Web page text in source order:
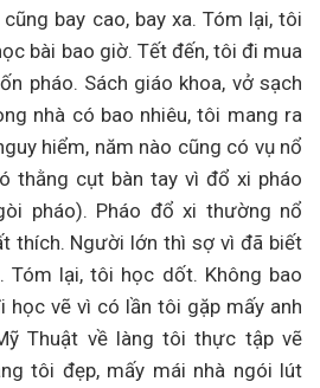
bay cao, bay xa. Tóm lại, tôi
bài bao giờ. Tết đến, tôi đi mua
pháo. Sách giáo khoa, vở sạch
nhà có bao nhiêu, tôi mang ra
hiểm, năm nào cũng có vụ nổ
thằng cụt bàn tay vì đổ xi pháo
pháo). Pháo đổ xi thường nổ
thích. Người lớn thì sợ vì đã biết
Tóm lại, tôi học dốt. Không bao
học vẽ vì có lần tôi gặp mấy anh
Thuật về làng tôi thực tập vẽ
tôi đẹp, mấy mái nhà ngói lút